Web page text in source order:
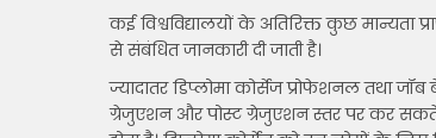
कई विश्वविद्यालयों के अतिरिक्त कुछ मान्यता
से संबंधित जानकारी दी जाती है।
ज्यादातर डिप्लोमा कोर्सेज प्रोफेशनल तथा
ग्रेजुएशन और पोस्ट ग्रेजुएशन स्तर पर कर